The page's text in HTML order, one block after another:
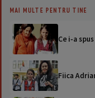
MAI MULTE PENTRU TINE
Ce i-a
Fiica